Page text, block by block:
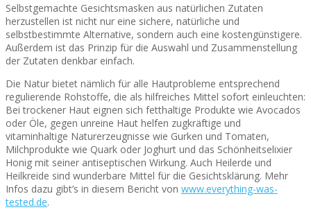
Selbstgemachte Gesichtsmasken aus natürlichen Zutaten
herzustellen ist nicht nur eine sichere, natürliche und
selbstbestimmte Alternative, sondern auch eine kostengünstigere.
Außerdem ist das Prinzip für die Auswahl und Zusammenstellung
der Zutaten denkbar einfach.
Die Natur bietet nämlich für alle Hautprobleme entsprechend
regulierende Rohstoffe, die als hilfreiches Mittel sofort einleuchten:
Bei trockener Haut eignen sich fetthaltige Produkte wie Avocados
oder Öle, gegen unreine Haut helfen zugkräftige und
vitaminhaltige Naturerzeugnisse wie Gurken und Tomaten,
Milchprodukte wie Quark oder Joghurt und das Schönheitselixier
Honig mit seiner antiseptischen Wirkung. Auch Heilerde und
Heilkreide sind wunderbare Mittel für die Gesichtsklärung. Mehr
Infos dazu gibt’s in diesem Bericht von www.everything-was-
tested.de.